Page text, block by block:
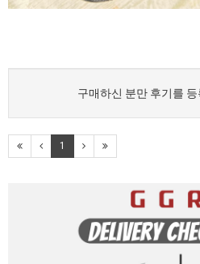
구매하신 분만 후기를
1